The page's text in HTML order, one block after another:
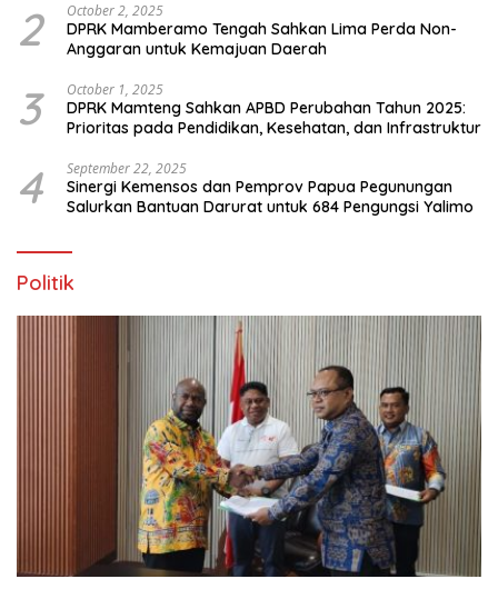
2 October 2, 2025
DPRK Mamberamo Tengah Sahkan Lima Perda Non-
Anggaran untuk Kemajuan Daerah
3 October 1, 2025
DPRK Mamteng Sahkan APBD Perubahan Tahun 2025:
Prioritas pada Pendidikan, Kesehatan, dan Infrastruktur
4 September 22, 2025
Sinergi Kemensos dan Pemprov Papua Pegunungan
Salurkan Bantuan Darurat untuk 684 Pengungsi Yalimo
Politik